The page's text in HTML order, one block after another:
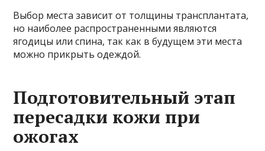
Выбор места зависит от толщины трансплантата,
но наиболее распространенными являются
ягодицы или спина, так как в будущем эти места
можно прикрыть одеждой.
Подготовительный этап
пересадки кожи при
ожогах